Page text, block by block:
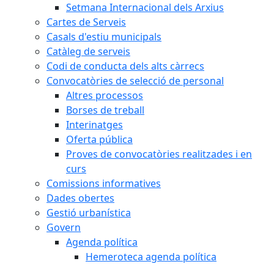
Setmana Internacional dels Arxius
Cartes de Serveis
Casals d'estiu municipals
Catàleg de serveis
Codi de conducta dels alts càrrecs
Convocatòries de selecció de personal
Altres processos
Borses de treball
Interinatges
Oferta pública
Proves de convocatòries realitzades i en
curs
Comissions informatives
Dades obertes
Gestió urbanística
Govern
Agenda política
Hemeroteca agenda política